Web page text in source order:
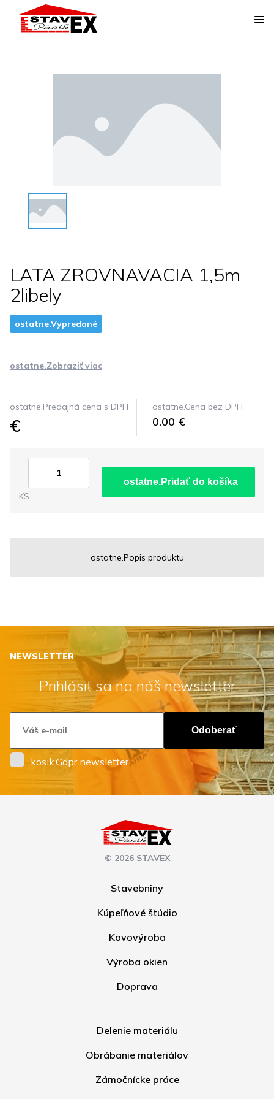
LATA ZROVNAVACIA 1,5m
2libely
ostatne.Vypredané
ostatne.Zobraziť viac
ostatne.Predajná cena s DPH
€
ostatne.Cena bez DPH
0.00 €
KS
ostatne.Pridať do košíka
ostatne.Popis produktu
NEWSLETTER
Prihlásiť sa na náš newsletter
Odoberať
kosik.Gdpr newsletter
© 2026 STAVEX
Stavebniny
Kúpeľňové štúdio
Kovovýroba
Výroba okien
Doprava
Delenie materiálu
Obrábanie materiálov
Zámočnícke práce